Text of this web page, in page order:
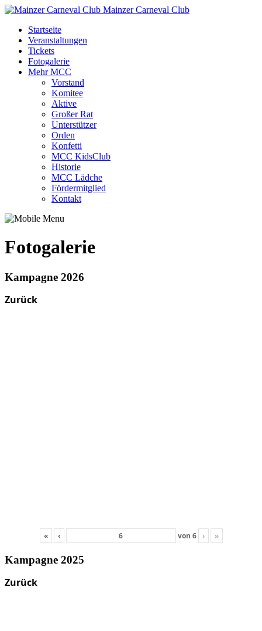
Mainzer Carneval Club
Startseite
Veranstaltungen
Tickets
Fotogalerie
Mehr MCC
Vorstand
Komitee
Aktive
Großer Rat
Unterstützer
Orden
Konfetti
MCC KidsClub
Historie
MCC Lädche
Fördermitglied
Kontakt
Fotogalerie
Kampagne 2026
Zurück
« ‹ von 6 › »
Kampagne 2025
Zurück